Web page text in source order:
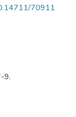
70911
9.